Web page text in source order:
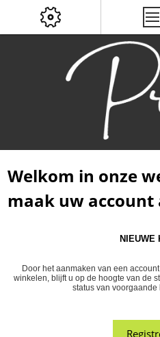
Welkom in onze
maak uw account
NIEUWE
Door het aanmaken van een
winkelen, blijft u op de hoogte van de
status van voorgaande